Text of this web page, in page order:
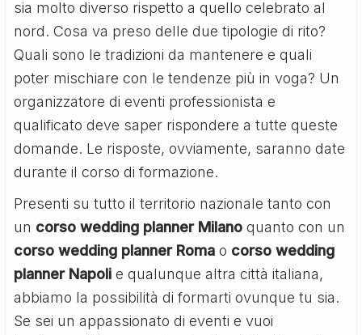
sia molto diverso rispetto a quello celebrato al
nord. Cosa va preso delle due tipologie di rito?
Quali sono le tradizioni da mantenere e quali
poter mischiare con le tendenze più in voga? Un
organizzatore di eventi professionista e
qualificato deve saper rispondere a tutte queste
domande. Le risposte, ovviamente, saranno date
durante il corso di formazione.
Presenti su tutto il territorio nazionale tanto con
un corso wedding planner Milano quanto con un
corso wedding planner Roma o corso wedding
planner Napoli e qualunque altra città italiana,
abbiamo la possibilità di formarti ovunque tu sia.
Se sei un appassionato di eventi e vuoi